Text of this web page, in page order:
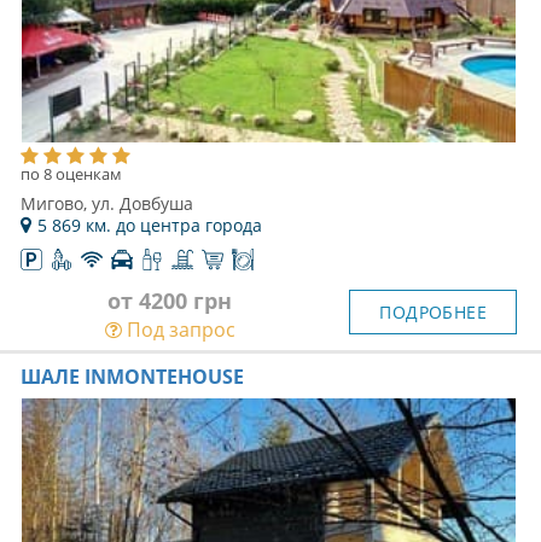
по 8 оценкам
Мигово, ул. Довбуша
5 869 км. до центра города
от 4200 грн
Под запрос
ПОДРОБНЕЕ
ШАЛЕ INMONTEHOUSE